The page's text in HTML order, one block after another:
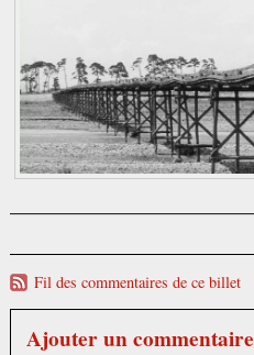
Fil des commentaires de ce billet
Ajouter un commentaire